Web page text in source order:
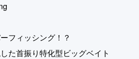
フィッシング！？
た首振り特化型ビッグベイト